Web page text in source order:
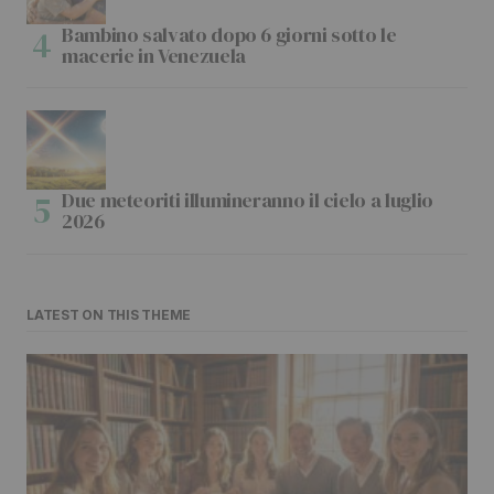
Bambino salvato dopo 6 giorni sotto le
macerie in Venezuela
Due meteoriti illumineranno il cielo a luglio
2026
LATEST ON THIS THEME